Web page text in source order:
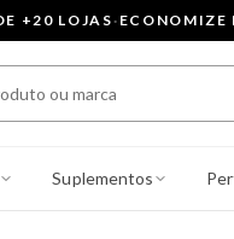
+20 LOJAS· ECONOMIZE
Suplementos